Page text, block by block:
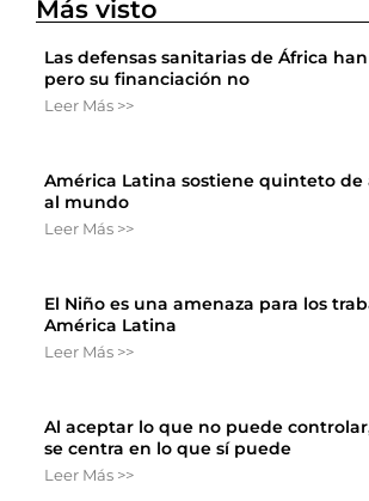
Más visto
Las defensas sanitarias de África
pero su financiación no
Leer Más >>
América Latina sostiene quinteto de
al mundo
Leer Más >>
El Niño es una amenaza para los
América Latina
Leer Más >>
Al aceptar lo que no puede
se centra en lo que sí puede
Leer Más >>